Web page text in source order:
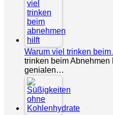
Warum viel trinken
trinken beim Abnehmen
genialen…